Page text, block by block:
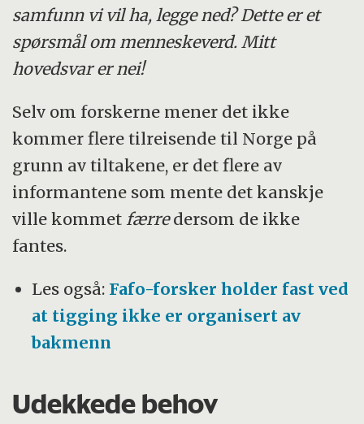
samfunn vi vil ha, legge ned? Dette er et
spørsmål om menneskeverd. Mitt
hovedsvar er nei!
Selv om forskerne mener det ikke
kommer flere tilreisende til Norge på
grunn av tiltakene, er det flere av
informantene som mente det kanskje
ville kommet færredersom de ikke
fantes.
Les også:Fafo-forsker holder fast ved
at tigging ikke er organisert av
bakmenn
Udekkede behov